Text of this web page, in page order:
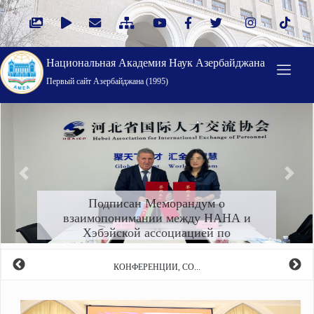
Национальная Академия Наук Азербайджана
Первый cайт Азербайджана (1995)
Подписан Меморандум о
взаимопонимании между НАНА и
Хэбэйской ассоциацией по
международному обмену та...
Öncəki
КОНФЕРЕНЦИИ, СО...